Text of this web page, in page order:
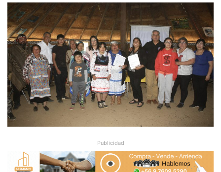
Publicidad